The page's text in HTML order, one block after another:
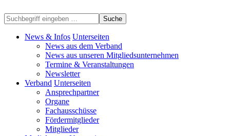
Suche
News & Infos Unterseiten
News aus dem Verband
News aus unseren Mitgliedsunternehmen
Termine & Veranstaltungen
Newsletter
Verband Unterseiten
Ansprechpartner
Organe
Fachausschüsse
Fördermitglieder
Mitglieder